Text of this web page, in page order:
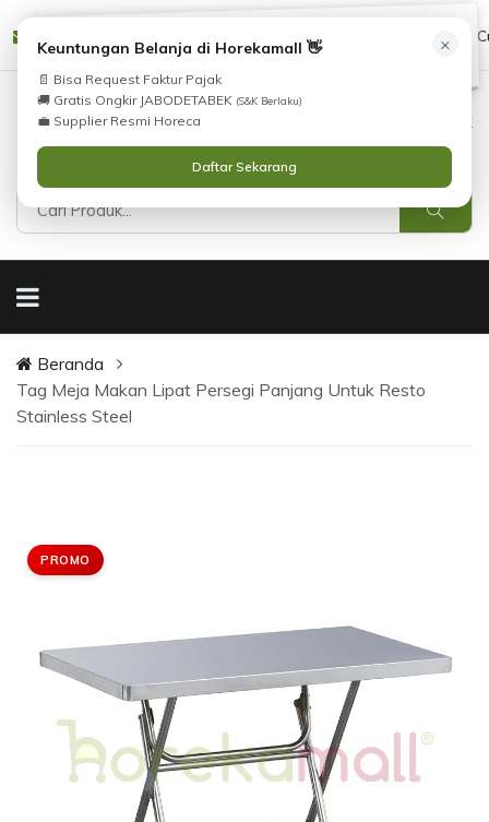
(021) 38783380 08551688000
Masuk
×
Keuntungan Belanja di Horekamall 👋
📄 Bisa Request Faktur Pajak
🚚 Gratis Ongkir JABODETABEK (S&K Berlaku)
💼 Supplier Resmi Horeca
Daftar Sekarang
Beranda
Tag Meja Makan Lipat Persegi Panjang Untuk Resto
Stainless Steel
PROMO
i Tidak Menemukan Produk yang Anda Cari?
Silahkan lihatKatalog
Hubungi Kami